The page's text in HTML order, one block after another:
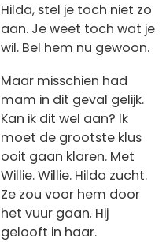
Hilda, stel je toch niet zo
aan. Je weet toch wat je
wil. Bel hem nu gewoon.
Maar misschien had
mam in dit geval gelijk.
Kan ik dit wel aan? Ik
moet de grootste klus
ooit gaan klaren. Met
Willie. Willie. Hilda zucht.
Ze zou voor hem door
het vuur gaan. Hij
gelooft in haar.